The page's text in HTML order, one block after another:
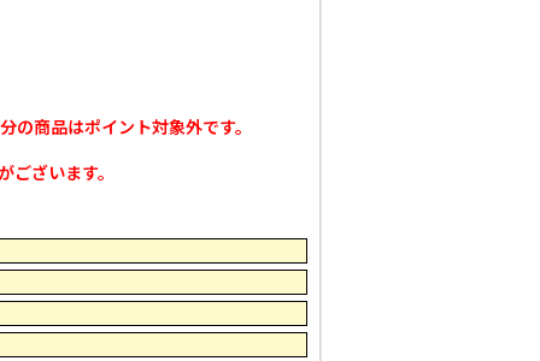
の商品はポイント対象外です。
ざいます。